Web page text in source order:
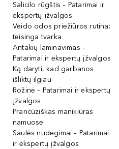
Salicilo rūgštis – Patarimai ir
ekspertų įžvalgos
Veido odos priežiūros rutina:
teisinga tvarka
Antakių laminavimas –
Patarimai ir ekspertų įžvalgos
Ką daryti, kad garbanos
išliktų ilgiau
Rožinė – Patarimai ir ekspertų
įžvalgos
Prancūziškas manikiūras
namuose
Saulės nudegimai – Patarimai
ir ekspertų įžvalgos